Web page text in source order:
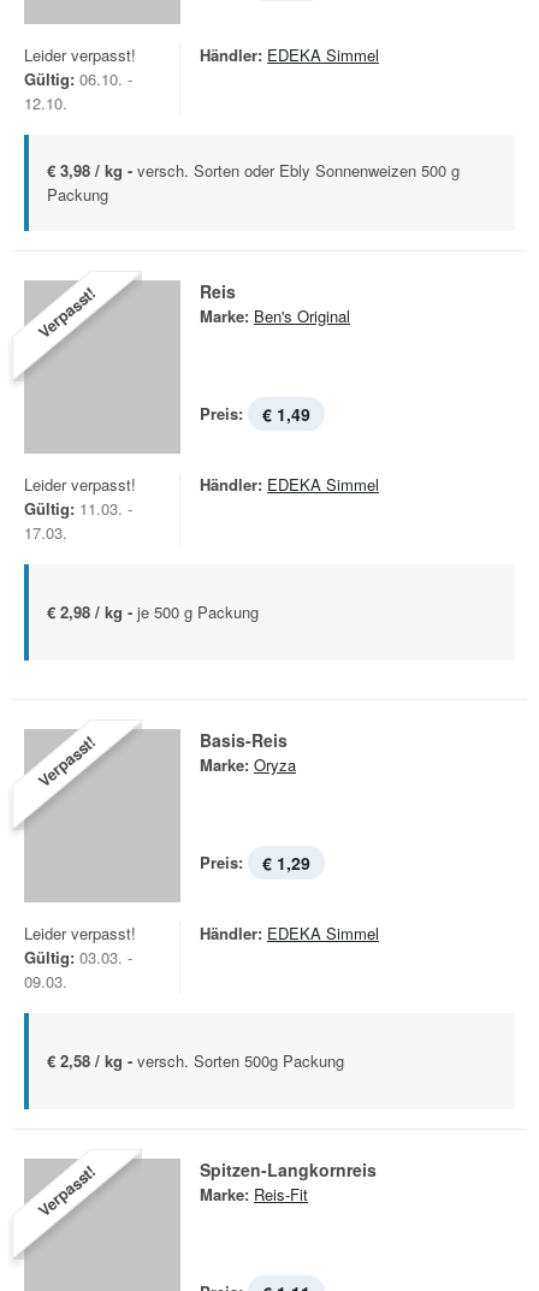
Leider verpasst!
Gültig: 06.10. -
12.10.
Händler: EDEKA Simmel
€ 3,98 / kg - versch. Sorten oder Ebly Sonnenweizen 500 g
Packung
Verpasst! Reis
Marke: Ben's Original
Preis: € 1,49
Leider verpasst!
Gültig: 11.03. -
17.03.
Händler: EDEKA Simmel
€ 2,98 / kg - je 500 g Packung
Verpasst! Basis-Reis
Marke: Oryza
Preis: € 1,29
Leider verpasst!
Gültig: 03.03. -
09.03.
Händler: EDEKA Simmel
€ 2,58 / kg - versch. Sorten 500g Packung
Verpasst! Spitzen-Langkornreis
Marke: Reis-Fit